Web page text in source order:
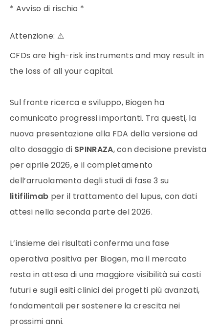
* Avviso di rischio *
Attenzione: ⚠
CFDs are high-risk instruments and may result in
the loss of all your capital.
Sul fronte ricerca e sviluppo, Biogen ha
comunicato progressi importanti. Tra questi, la
nuova presentazione alla FDA della versione ad
alto dosaggio di SPINRAZA, con decisione prevista
per aprile 2026, e il completamento
dell’arruolamento degli studi di fase 3 su
litifilimab per il trattamento del lupus, con dati
attesi nella seconda parte del 2026.
L’insieme dei risultati conferma una fase
operativa positiva per Biogen, ma il mercato
resta in attesa di una maggiore visibilità sui costi
futuri e sugli esiti clinici dei progetti più avanzati,
fondamentali per sostenere la crescita nei
prossimi anni.